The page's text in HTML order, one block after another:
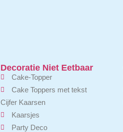
Decoratie Niet Eetbaar
Cake-Topper
Cake Toppers met tekst
Cijfer Kaarsen
Kaarsjes
Party Deco